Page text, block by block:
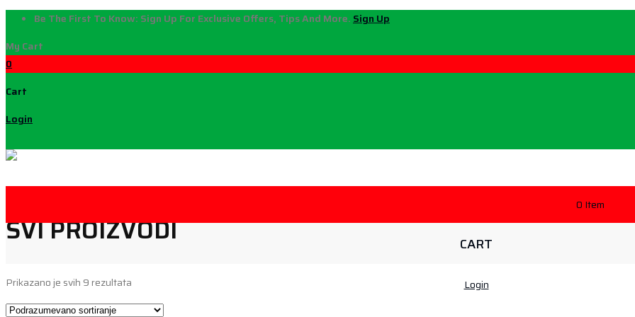
Be The First To Know: Sign Up For Exclusive Offers, Tips And More. Sign Up
My Cart
0
Cart
Login
0 Item
CART
Login
SVI PROIZVODI
Prikazano je svih 9 rezultata